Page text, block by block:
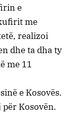
e
me
realizoi
dhe ta dha ty
me 11
e Kosovës.
për Kosovën.